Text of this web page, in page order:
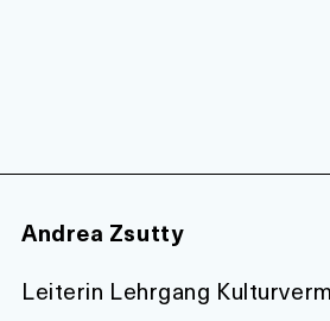
Andrea Zsutty
Leiterin Lehrgang